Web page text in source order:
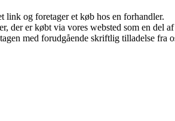
og foretager et køb hos en forhandler.
er købt via vores websted som en del
med forudgående skriftlig tilladelse fra